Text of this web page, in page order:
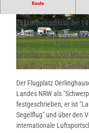
© Peter Müller, Stadt Oerlinghausen
Route
Zusammenschluss der
betreibenden,
Vereinen. Die FGOe
betreiben ca. 1000
Segelflugzeuge in
Der Flugplatz
Landes NRW als
festgeschrieben, er ist
Segelflug" und über den
internationale